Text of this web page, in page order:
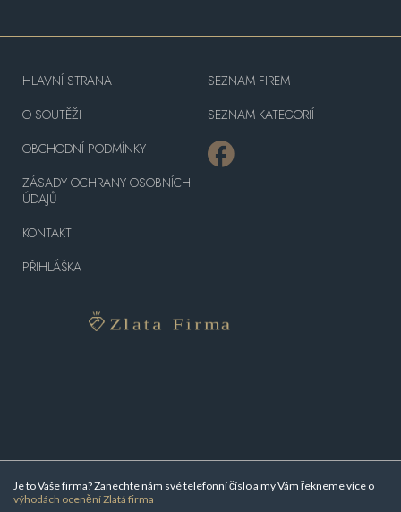
Je to Vaše firma? Zanechte nám své telefonní číslo a my Vám řekneme více o
výhodách ocenění Zlatá firma
HLAVNÍ STRANA
O SOUTĚŽI
OBCHODNÍ PODMÍNKY
ZÁSADY OCHRANY OSOBNÍCH
ÚDAJŮ
KONTAKT
PŘIHLÁŠKA
SEZNAM FIREM
SEZNAM KATEGORIÍ